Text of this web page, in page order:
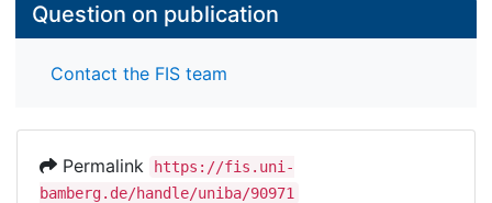
Question on publication
Contact the FIS team
Permalink
https://fis.uni-
bamberg.de/handle/uniba/90971